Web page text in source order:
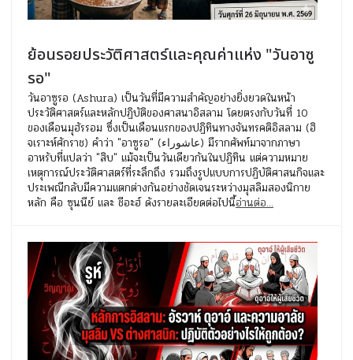
ย้อนรอยประวัติศาสตร์และคุณค่าแห่ง "วันอาซู
รอ"
วันอาซูรอ (Ashura) เป็นวันที่มีความสำคัญอย่างยิ่งยวดในหน้า
ประวัติศาสตร์และหลักปฏิบัติของศาสนาอิสลาม โดยตรงกับวันที่ 10
ของเดือนมุฮัรรอม ซึ่งเป็นเดือนแรกของปฏิทินทางจันทรคติอิสลาม (ฮิ
จเราะห์ศักราช) คำว่า "อาซูรอ" (عاشوراء) มีรากศัพท์มาจากภาษา
อาหรับที่แปลว่า "สิบ" แม้จะเป็นวันเดียวกันในปฏิทิน แต่ความหมาย
เหตุการณ์ประวัติศาสตร์ที่ระลึกถึง รวมถึงรูปแบบการปฏิบัติศาสนกิจและ
ประเพณีกลับมีความแตกต่างกันอย่างชัดเจนระหว่างมุสลิมสองนิกาย
หลัก คือ ซุนนีย์ และ ชีอะฮ์ ดังรายละเอียดต่อไปนี้อ่านต่อ...